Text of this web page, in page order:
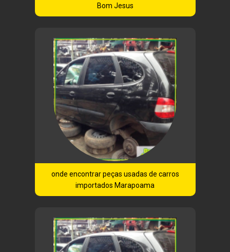
Bom Jesus
onde encontrar peças usadas de carros
importados Marapoama